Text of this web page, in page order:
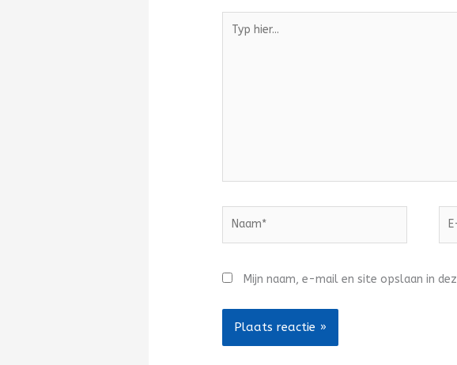
hier...
Mijn naam, e-mail en site opslaan in